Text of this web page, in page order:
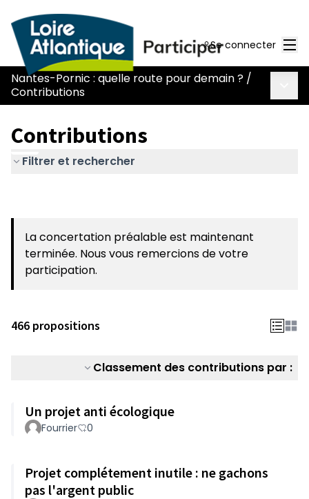
Se connecter
Nantes-Pornic : quelle route pour demain ? /
Contributions
Contributions
Filtrer et rechercher
La concertation préalable est maintenant
terminée. Nous vous remercions de votre
participation.
466 propositions
Classement des contributions par :
Un projet anti écologique
Fourrier 0
Projet complétement inutile : ne gachons
pas l'argent public